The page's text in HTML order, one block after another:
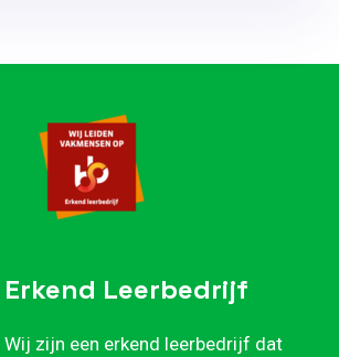
Erkend Leerbedrijf
Wij zijn een erkend leerbedrijf dat